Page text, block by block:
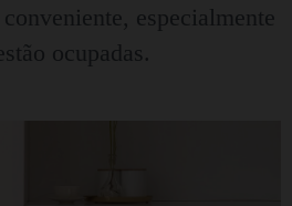
especialmente
ocupadas.